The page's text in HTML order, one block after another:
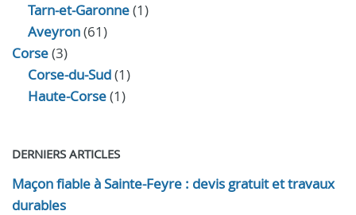
Tarn-et-Garonne(1)
Aveyron(61)
Corse(3)
Corse-du-Sud(1)
Haute-Corse(1)
DERNIERS ARTICLES
Maçon fiable à Sainte-Feyre : devis gratuit et travaux
durables